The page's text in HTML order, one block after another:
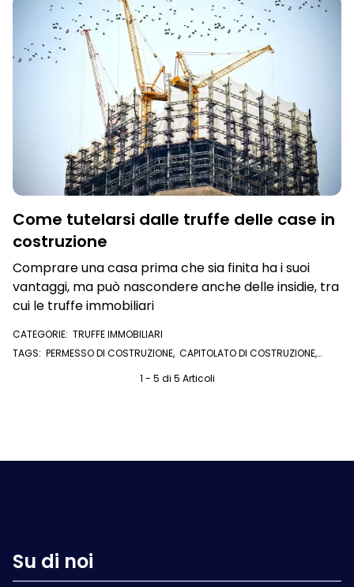
Come tutelarsi dalle truffe delle case in
costruzione
Comprare una casa prima che sia finita ha i suoi
vantaggi, ma può nascondere anche delle insidie, tra
cui le truffe immobiliari
CATEGORIE: TRUFFE IMMOBILIARI
TAGS: PERMESSO DI COSTRUZIONE, CAPITOLATO DI COSTRUZIONE,
1 - 5 di 5 Articoli
Su di noi